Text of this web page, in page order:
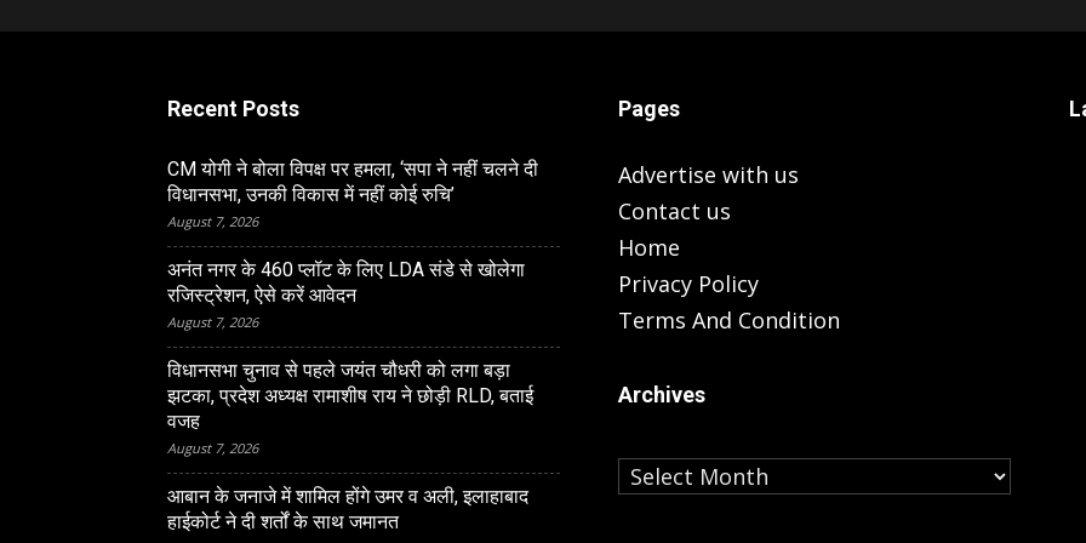
Recent Posts
CM योगी ने बोला विपक्ष पर हमला, ‘सपा ने नहीं चलने दी
विधानसभा, उनकी विकास में नहीं कोई रुचि’
August 7, 2026
अनंत नगर के 460 प्‍लॉट के लिए LDA संडे से खोलेगा
रजिस्‍ट्रेशन, ऐसे करें आवेदन
August 7, 2026
विधानसभा चुनाव से पहले जयंत चौधरी को लगा बड़ा
झटका, प्रदेश अध्यक्ष रामाशीष राय ने छोड़ी RLD, बताई
वजह
August 7, 2026
आबान के जनाजे में शामिल होंगे उमर व अली, इलाहाबाद
हाईकोर्ट ने दी शर्तों के साथ जमानत
Pages
Advertise with us
Contact us
Home
Privacy Policy
Terms And Condition
Archives
Archives
CM योगी ने बोला विपक्ष पर हमला, ‘सपा ने
नहीं चलने दी विधानसभा, उनकी विकास में
LUCKNOW
ने केंद्र, चुनाव व्यवस्था
की बैलेट पेपर से मतदान